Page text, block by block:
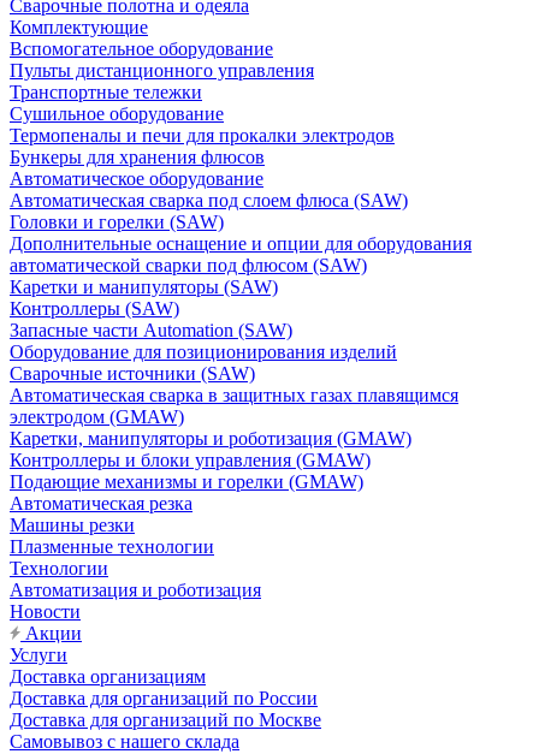
Сварочные полотна и одеяла
Комплектующие
Вспомогательное оборудование
Пульты дистанционного управления
Транспортные тележки
Сушильное оборудование
Термопеналы и печи для прокалки электродов
Бункеры для хранения флюсов
Автоматическое оборудование
Автоматическая сварка под слоем флюса (SAW)
Головки и горелки (SAW)
Дополнительные оснащение и опции для оборудования
автоматической сварки под флюсом (SAW)
Каретки и манипуляторы (SAW)
Контроллеры (SAW)
Запасные части Automation (SAW)
Оборудование для позиционирования изделий
Сварочные источники (SAW)
Автоматическая сварка в защитных газах плавящимся
электродом (GMAW)
Каретки, манипуляторы и роботизация (GMAW)
Контроллеры и блоки управления (GMAW)
Подающие механизмы и горелки (GMAW)
Автоматическая резка
Машины резки
Плазменные технологии
Технологии
Автоматизация и роботизация
Новости
Акции
Услуги
Доставка организациям
Доставка для организаций по России
Доставка для организаций по Москве
Самовывоз с нашего склада